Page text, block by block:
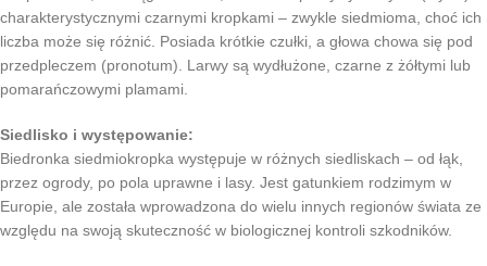
charakterystycznymi czarnymi kropkami – zwykle siedmioma, choć ich
liczba może się różnić. Posiada krótkie czułki, a głowa chowa się pod
przedpleczem (pronotum). Larwy są wydłużone, czarne z żółtymi lub
pomarańczowymi plamami.
Siedlisko i występowanie:
Biedronka siedmiokropka występuje w różnych siedliskach – od łąk,
przez ogrody, po pola uprawne i lasy. Jest gatunkiem rodzimym w
Europie, ale została wprowadzona do wielu innych regionów świata ze
względu na swoją skuteczność w biologicznej kontroli szkodników.